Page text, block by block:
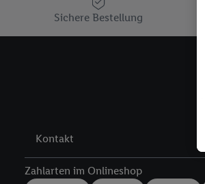
Sichere Bestellung
Kontakt
Zahlarten im Onlineshop